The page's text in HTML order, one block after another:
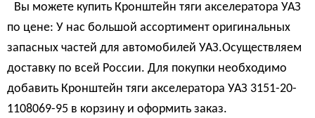
Вы можете купить Кронштейн тяги акселератора УАЗ
по цене: У нас большой ассортимент оригинальных
запасных частей для автомобилей УАЗ.Осуществляем
доставку по всей России. Для покупки необходимо
добавить Кронштейн тяги акселератора УАЗ 3151-20-
1108069-95 в корзину и оформить заказ.